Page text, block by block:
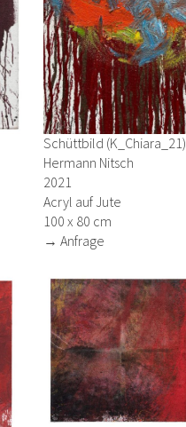
Schüttbild (K_Chiara_21)
Hermann Nitsch
2021
Acryl auf Jute
100 x 80 cm
→ Anfrage